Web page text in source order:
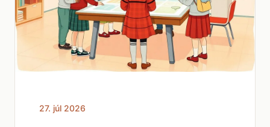
27. júl 2026